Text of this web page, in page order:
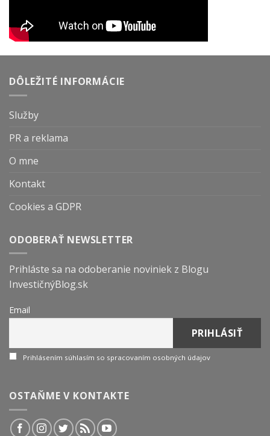
DÔLEŽITÉ INFORMÁCIE
Služby
PR a reklama
O mne
Kontakt
Cookies a GDPR
ODOBERAŤ NEWSLETTER
Prihláste sa na odoberanie noviniek z Blogu
InvestičnýBlog.sk
Email
Prihlásením súhlasím so spracovaním osobných údajov
OSTAŇME V KONTAKTE